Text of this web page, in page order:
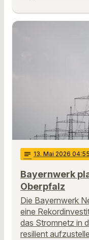
notes 13. Mai 2026 04:55
Bayernwerk
Oberpfalz
Die Bayernwerk
eine
das Stromnetz in
resilient